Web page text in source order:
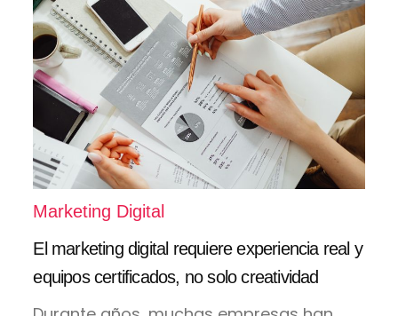
Marketing Digital
El marketing digital requiere experiencia real y
equipos certificados, no solo creatividad